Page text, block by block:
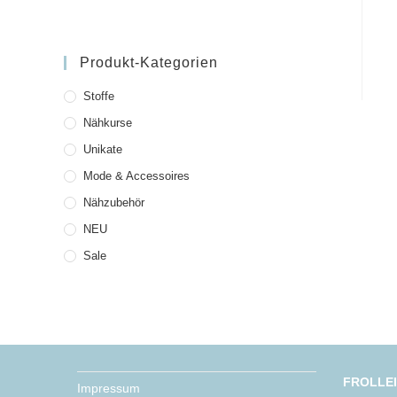
Produkt-Kategorien
Stoffe
Nähkurse
Unikate
Mode & Accessoires
Nähzubehör
NEU
Sale
Impressum